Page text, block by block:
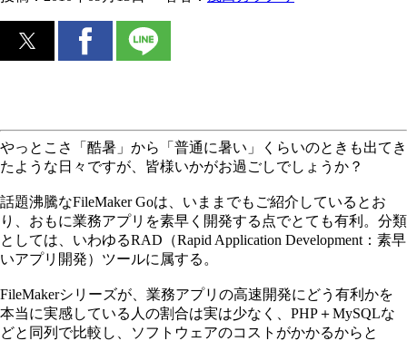
やっとこさ「酷暑」から「普通に暑い」くらいのときも出てき
たような日々ですが、皆様いかがお過ごしでしょうか？
話題沸騰なFileMaker Goは、いままでもご紹介しているとお
り、おもに業務アプリを素早く開発する点でとても有利。分類
としては、いわゆるRAD（Rapid Application Development：素早
いアプリ開発）ツールに属する。
FileMakerシリーズが、業務アプリの高速開発にどう有利かを
本当に実感している人の割合は実は少なく、PHP＋MySQLな
どと同列で比較し、ソフトウェアのコストがかかるからと